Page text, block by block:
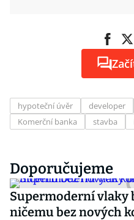
hypoteční úvěr developer
Komerční banka
stavba
Doporučujeme
Supermoderní vlaky
ničemu bez nových